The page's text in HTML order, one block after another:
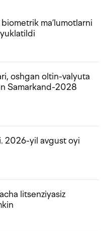
ma’lumotlarni
oshgan oltin-valyuta
Samarkand-2028
2026-yil avgust oyi
litsenziyasiz